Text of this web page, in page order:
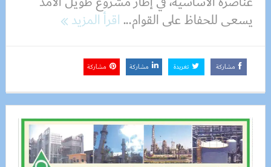
يسعى للحفاظ على القوام...اقرأ المزيد
مشاركة تغريدة مشاركة مشاركة